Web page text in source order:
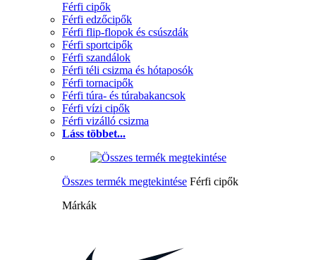
Férfi cipők
Férfi edzőcipők
Férfi flip-flopok és csúszdák
Férfi sportcipők
Férfi szandálok
Férfi téli csizma és hótaposók
Férfi tornacipők
Férfi túra- és túrabakancsok
Férfi vízi cipők
Férfi vizálló csizma
Láss többet...
Összes termék megtekintése Férfi cipők
Márkák